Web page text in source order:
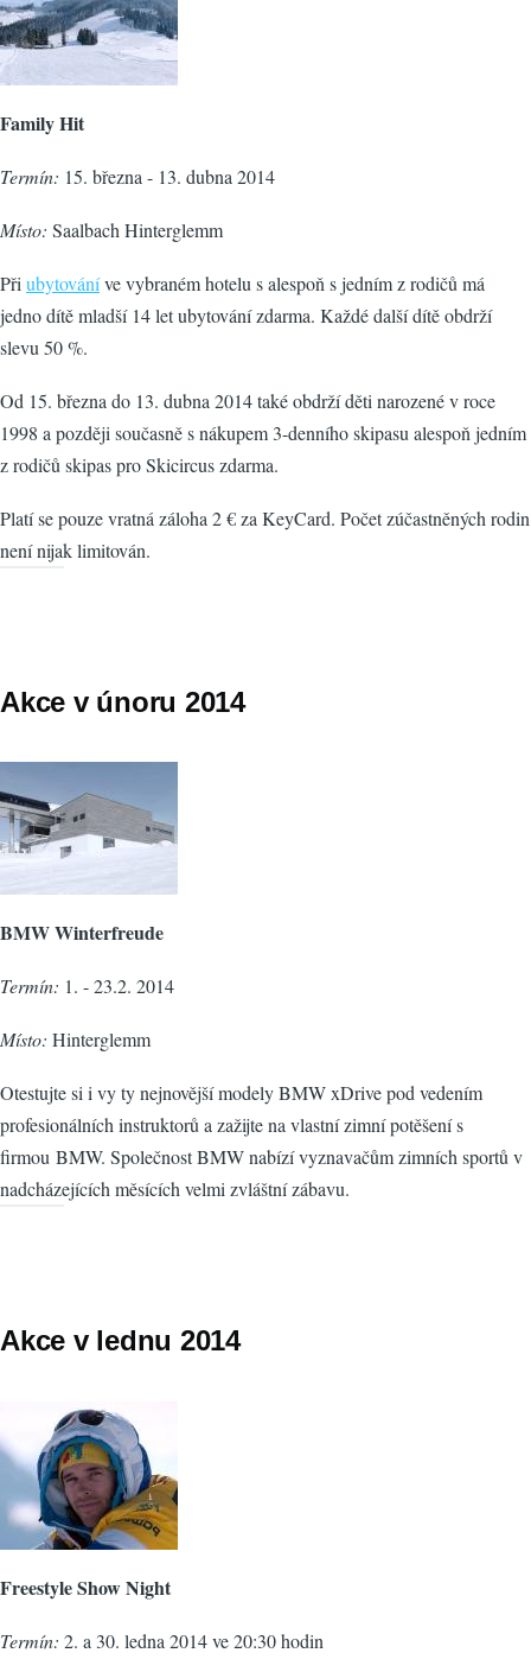
Family Hit
Termín: 15. března - 13. dubna 2014
Místo: Saalbach Hinterglemm
Při ubytováníve vybraném hotelu s alespoň s jedním z rodičů má
jedno dítě mladší 14 let ubytování zdarma. Každé další dítě obdrží
slevu 50 %.
Od 15. března do 13. dubna 2014 také obdrží děti narozené v roce
1998 a později současně s nákupem 3-denního skipasu alespoň jedním
z rodičů skipas pro Skicircus zdarma.
Platí se pouze vratná záloha 2 € za KeyCard. Počet zúčastněných rodin
není nijak limitován.
Akce v únoru 2014
BMW Winterfreude
Termín: 1. - 23.2. 2014
Místo: Hinterglemm
Otestujte si i vy ty nejnovější modely BMW xDrive pod vedením
profesionálních instruktorů a zažijte na vlastní zimní potěšení s
firmou BMW. Společnost BMW nabízí vyznavačům zimních sportů v
nadcházejících měsících velmi zvláštní zábavu.
Akce v lednu 2014
Freestyle Show Night
Termín: 2. a 30. ledna 2014 ve 20:30 hodin